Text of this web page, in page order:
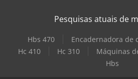
Pesquisas atuais de
Hbs 470 Encadernadora de
Hc 410
Hc 310
Máquinas
Hbs